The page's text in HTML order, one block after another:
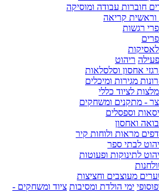
חוברות עבודה ומוסיקה
וראשית קריאה
רגשות
ריהוט
אחסון וסלסלאות
מגירות ומיכלים
לציוד כללי
- מתקנים ומשחקים
וספסלים
ואחסון
מראות ולוחות קיר
לבתי ספר
לתינוקות ופעוטות
מעוצבים וחציצות
ימי הולדת ומסיבות ציוד ומשחקים -